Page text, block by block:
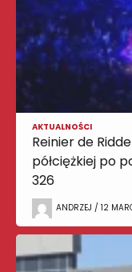
AKTUALNOŚCI
Reinier de
półciężkiej po
326
ANDRZEJ / 12